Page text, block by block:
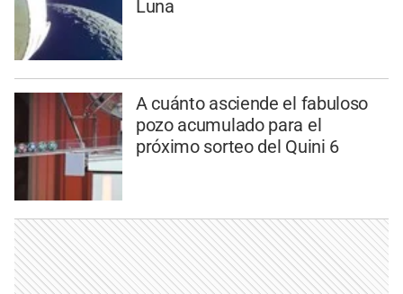
Luna
A cuánto asciende el fabuloso
pozo acumulado para el
próximo sorteo del Quini 6